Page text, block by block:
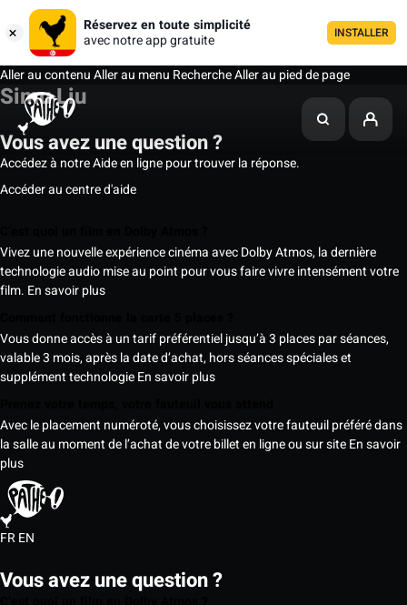
Réservez en toute simplicité
avec notre app gratuite
INSTALLER
Aller au contenuAller au menu RechercheAller au pied de page
Simu Liu
Vous avez une question ?
Accédez à notre Aide en ligne pour trouver la réponse.
Accéder au centre d'aide
Vivez une nouvelle expérience cinéma avec Dolby Atmos, la dernière
technologie audio mise au point pour vous faire vivre intensément votre
film. En savoir plus
Vous donne accès à un tarif préférentiel jusqu’à 3 places par séances,
valable 3 mois, après la date d’achat, hors séances spéciales et
supplément technologieEn savoir plus
Avec le placement numéroté, vous choisissez votre fauteuil préféré dans
la salle au moment de l’achat de votre billet en ligne ou sur siteEn savoir
plus
FREN
Vous avez une question ?